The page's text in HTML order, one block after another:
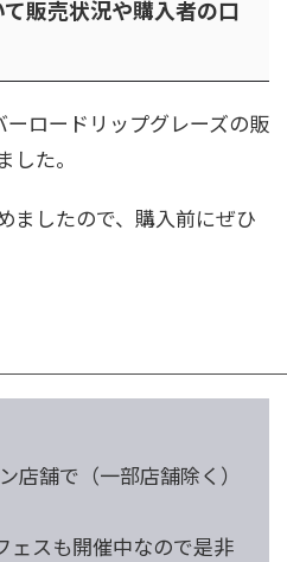
販売状況や購入者の口
ロードリップグレーズの販
た。
ましたので、購入前にぜひ
店舗で（一部店舗除く）
ェスも開催中なので是非